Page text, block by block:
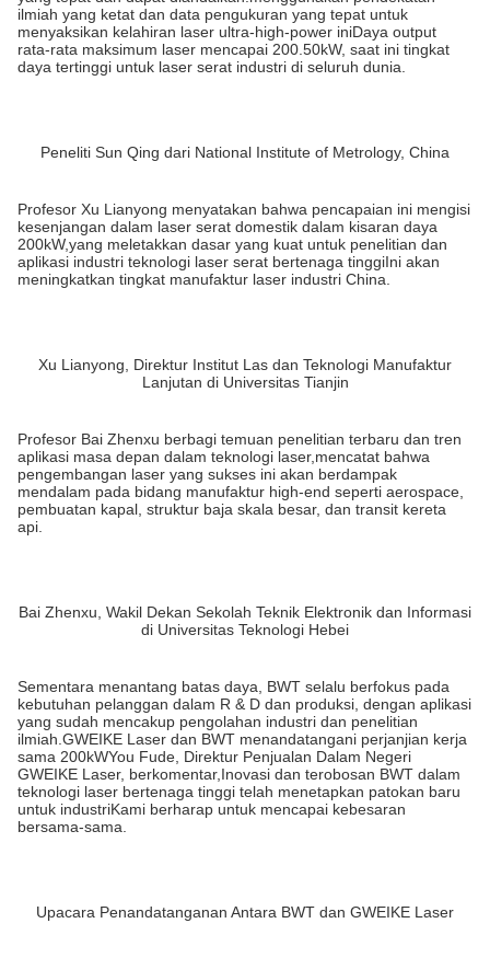
ilmiah yang ketat dan data pengukuran yang tepat untuk
menyaksikan kelahiran laser ultra-high-power iniDaya output
rata-rata maksimum laser mencapai 200.50kW, saat ini tingkat
daya tertinggi untuk laser serat industri di seluruh dunia.
Peneliti Sun Qing dari National Institute of Metrology, China
Profesor Xu Lianyong menyatakan bahwa pencapaian ini mengisi
kesenjangan dalam laser serat domestik dalam kisaran daya
200kW,yang meletakkan dasar yang kuat untuk penelitian dan
aplikasi industri teknologi laser serat bertenaga tinggiIni akan
meningkatkan tingkat manufaktur laser industri China.
Xu Lianyong, Direktur Institut Las dan Teknologi Manufaktur
Lanjutan di Universitas Tianjin
Profesor Bai Zhenxu berbagi temuan penelitian terbaru dan tren
aplikasi masa depan dalam teknologi laser,mencatat bahwa
pengembangan laser yang sukses ini akan berdampak
mendalam pada bidang manufaktur high-end seperti aerospace,
pembuatan kapal, struktur baja skala besar, dan transit kereta
api.
Bai Zhenxu, Wakil Dekan Sekolah Teknik Elektronik dan Informasi
di Universitas Teknologi Hebei
Sementara menantang batas daya, BWT selalu berfokus pada
kebutuhan pelanggan dalam R & D dan produksi, dengan aplikasi
yang sudah mencakup pengolahan industri dan penelitian
ilmiah.GWEIKE Laser dan BWT menandatangani perjanjian kerja
sama 200kWYou Fude, Direktur Penjualan Dalam Negeri
GWEIKE Laser, berkomentar,Inovasi dan terobosan BWT dalam
teknologi laser bertenaga tinggi telah menetapkan patokan baru
untuk industriKami berharap untuk mencapai kebesaran
bersama-sama.
Upacara Penandatanganan Antara BWT dan GWEIKE Laser